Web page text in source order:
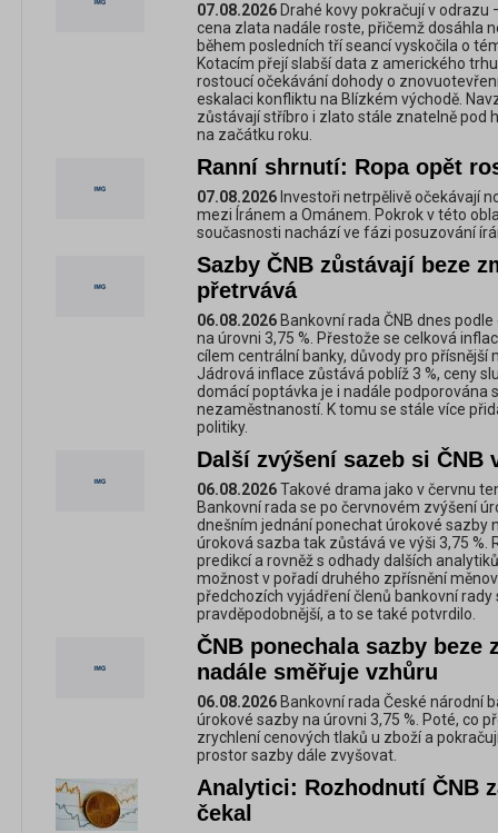
07.08.2026 Drahé kovy pokračují v
cena zlata nadále roste, přičemž dosáhla
během posledních tří seancí vyskočila o
Kotacím přejí slabší data z amerického
rostoucí očekávání dohody o
eskalaci konfliktu na Blízkém východě.
zůstávají stříbro i zlato stále znatelně pod
na začátku roku.
Ranní shrnutí: Ropa opět
07.08.2026 Investoři netrpělivě očekávají
mezi Íránem a Ománem. Pokrok v této
současnosti nachází ve fázi posuzování
Sazby ČNB zůstávají beze
přetrvává
06.08.2026 Bankovní rada ČNB dnes
na úrovni 3,75 %. Přestože se celková
cílem centrální banky, důvody pro přísnější
Jádrová inflace zůstává poblíž 3 %, ceny
domácí poptávka je i nadále podporována
nezaměstnaností. K tomu se stále více
politiky.
Další zvýšení sazeb si ČNB
06.08.2026Takové drama jako v červnu
Bankovní rada se po červnovém zvýšení
dnešním jednání ponechat úrokové sazby
úroková sazba tak zůstává ve výši 3,75 %.
predikcí a rovněž s odhady dalších
možnost v pořadí druhého zpřísnění
předchozích vyjádření členů bankovní
pravděpodobnější, a to se také potvrdilo.
ČNB ponechala sazby beze
nadále směřuje vzhůru
06.08.2026 Bankovní rada České národní
úrokové sazby na úrovni 3,75 %. Poté, co
zrychlení cenových tlaků u zboží a
prostor sazby dále zvyšovat.
Analytici: Rozhodnutí ČNB
čekal